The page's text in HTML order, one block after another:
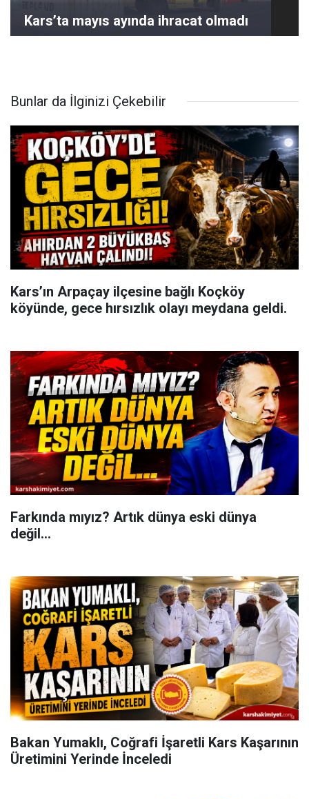
Kars’ta mayıs ayında ihracat olmadı
Bunlar da İlginizi Çekebilir
Kars’ın Arpaçay ilçesine bağlı Koçköy
köyünde, gece hırsızlık olayı meydana geldi.
Farkında mıyız? Artık dünya eski dünya
değil...
Bakan Yumaklı, Coğrafi İşaretli Kars Kaşarının
Üretimini Yerinde İnceledi